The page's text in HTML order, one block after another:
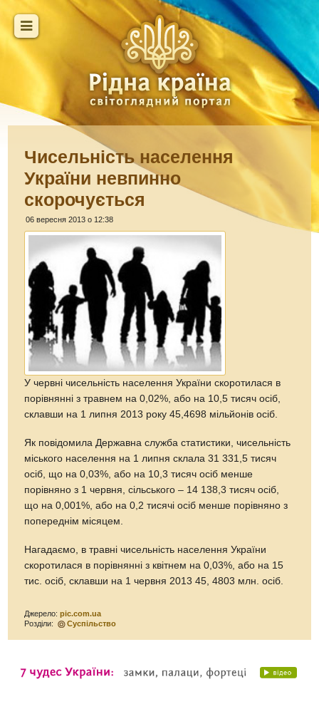
Чисельність населення
України невпинно
скорочується
06 вересня 2013 о 12:38
У червні чисельність населення України скоротилася в
порівнянні з травнем на 0,02%, або на 10,5 тисяч осіб,
склавши на 1 липня 2013 року 45,4698 мільйонів осіб.
Як повідомила Державна служба статистики, чисельність
міського населення на 1 липня склала 31 331,5 тисяч
осіб, що на 0,03%, або на 10,3 тисяч осіб менше
порівняно з 1 червня, сільського – 14 138,3 тисяч осіб,
що на 0,001%, або на 0,2 тисячі осіб менше порівняно з
попереднім місяцем.
Нагадаємо, в травні чисельність населення України
скоротилася в порівнянні з квітнем на 0,03%, або на 15
тис. осіб, склавши на 1 червня 2013 45, 4803 млн. осіб.
Джерело:pic.com.ua
Розділи:
Суспільство